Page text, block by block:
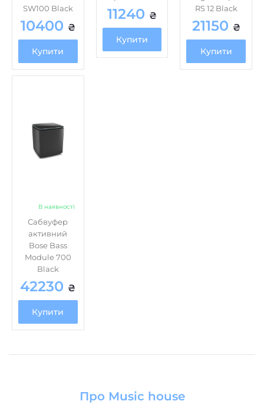
SW100 Black
10400 ₴
Купити
11240 ₴
Купити
RS 12 Black
21150 ₴
Купити
В наявності
Сабвуфер
активний
Bose Bass
Module 700
Black
42230 ₴
Купити
Про Music house